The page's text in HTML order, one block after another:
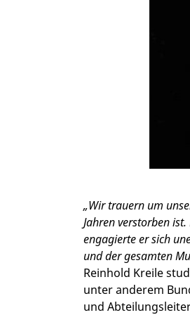
„Wir trauern um
Jahren verstorben
engagierte er sich
und der gesamten
Reinhold Kreile
unter anderem
und